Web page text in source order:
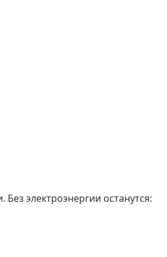
электроэнергии останутся: